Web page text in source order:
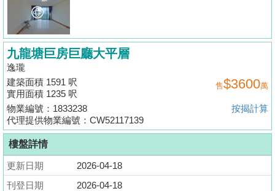
地
產
博
客
地
產
新
聞
九龍塘巨房巨廳大平層
逸瓏
建築面積 1591 呎
實用面積 1235 呎
售$3600萬
物業編號：1833238
代理提供物業編號：CW52117139
按揭計算
樓盤詳情
更新日期
2026-04-18
刊登日期
2026-04-18